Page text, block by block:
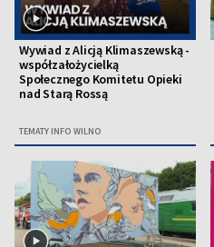
Wywiad z Alicją Klimaszewską -
współzałożycielką
Społecznego Komitetu Opieki
nad Starą Rossą
TEMATY INFO WILNO